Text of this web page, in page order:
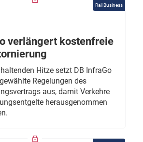
Rail Business
verlängert kostenfreie
Hitze setzt DB InfraGo
Regelungen des
aus, damit Verkehre
herausgenommen